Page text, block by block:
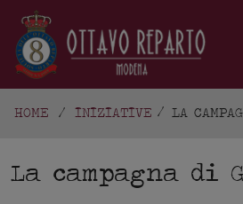
HOME / INIZIATIVE LA
La campagna di